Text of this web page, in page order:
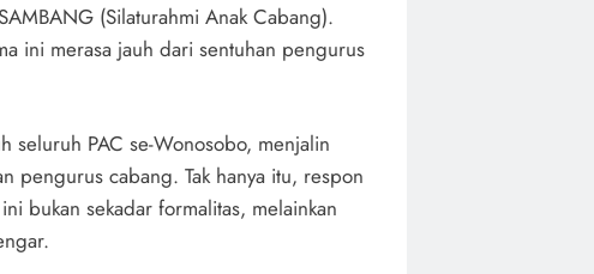
(Silaturahmi Anak Cabang).
ini merasa jauh dari sentuhan pengurus
seluruh PAC se-Wonosobo, menjalin
pengurus cabang. Tak hanya itu, respon
bukan sekadar formalitas, melainkan